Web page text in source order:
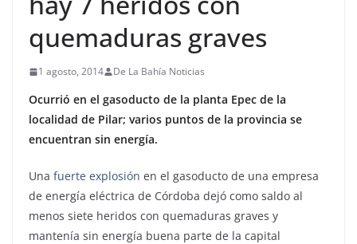
quemaduras graves
1 agosto, 2014 De La Bahía Noticias
Ocurrió en el gasoducto de la planta Epec de la
localidad de Pilar; varios puntos de la provincia se
encuentran sin energía.
Una fuerte explosión en el gasoducto de una empresa
de energía eléctrica de Córdoba dejó como saldo al
menos siete heridos con quemaduras graves y
mantenía sin energía buena parte de la capital